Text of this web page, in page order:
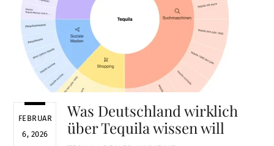
FEBRUAR
6, 2026
Was Deutschland wirklich
über Tequila wissen will